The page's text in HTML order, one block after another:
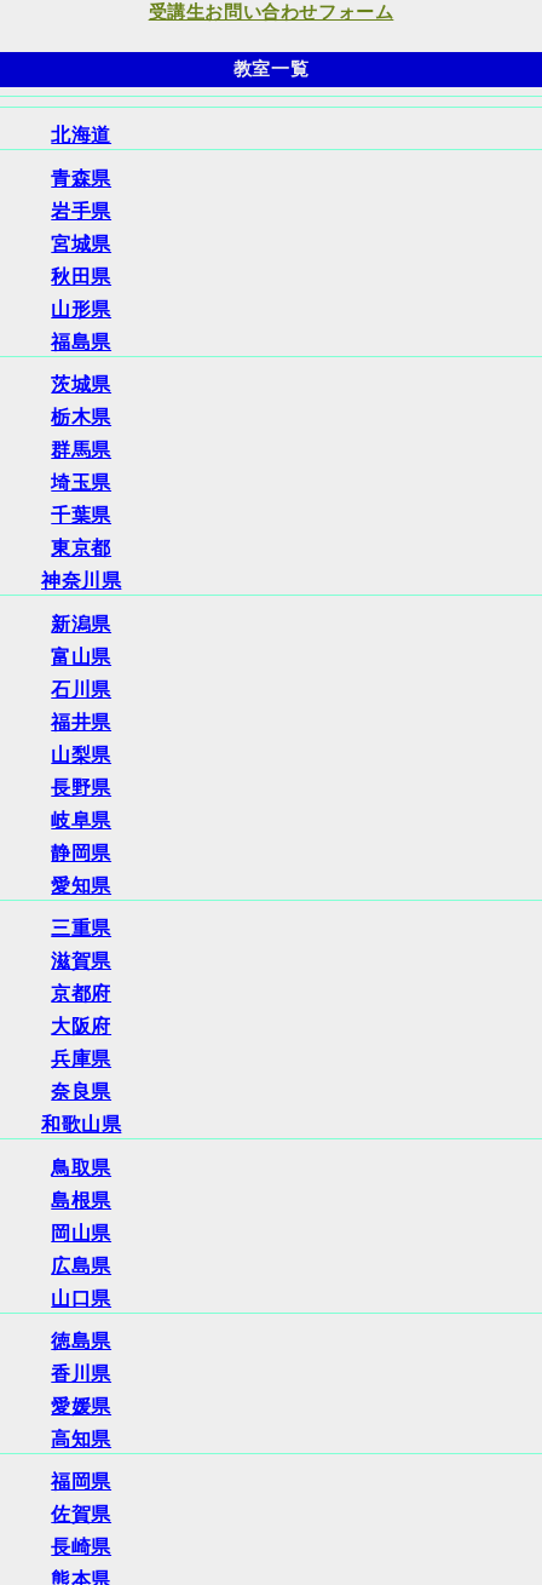
受講生お問い合わせフォーム
教室一覧
北海道
青森県
岩手県
宮城県
秋田県
山形県
福島県
茨城県
栃木県
群馬県
埼玉県
千葉県
東京都
神奈川県
新潟県
富山県
石川県
福井県
山梨県
長野県
岐阜県
静岡県
愛知県
三重県
滋賀県
京都府
大阪府
兵庫県
奈良県
和歌山県
鳥取県
島根県
岡山県
広島県
山口県
徳島県
香川県
愛媛県
高知県
福岡県
佐賀県
長崎県
熊本県